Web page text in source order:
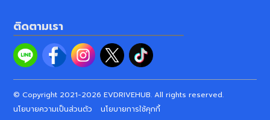
ติดตามเรา
© Copyright 2021-2026 EVDRIVEHUB. All rights reserved.
นโยบายความเป็นส่วนตัว
นโยบายการใช้คุกกี้